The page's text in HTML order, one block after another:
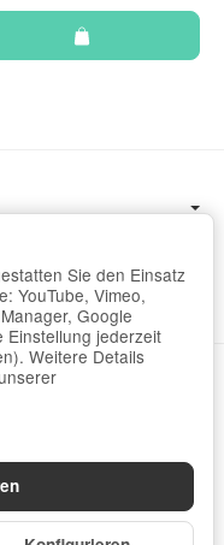
•Impressum
zzgl.Versand
Sie den Einsatz
YouTube, Vimeo,
Google
Einstellung jederzeit
Weitere Details